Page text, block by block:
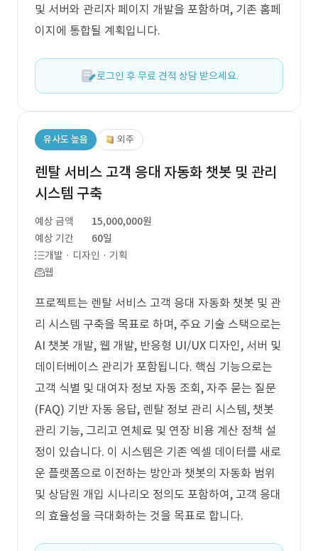
및 서버와 관리자 페이지 개발을 포함하며, 기존 홈페
이지에 통합될 계획입니다.
로그인 후 무료 견적 상담 받으세요.
유사도 높음 외주
렌탈 서비스 고객 응대 자동화 챗봇 및 관리
시스템 구축
예상 금액
15,000,000원
예상 기간
60일
개발 · 디자인 · 기획
웹
프로젝트는 렌탈 서비스 고객 응대 자동화 챗봇 및 관
리 시스템 구축을 목표로 하며, 주요 기술 스택으로는
AI 챗봇 개발, 웹 개발, 반응형 UI/UX 디자인, 서버 및
데이터베이스 관리가 포함됩니다. 핵심 기능으로는
고객 식별 및 대여자 정보 자동 조회, 자주 묻는 질문
(FAQ) 기반 자동 응답, 렌탈 정보 관리 시스템, 챗봇
관리 기능, 그리고 연체료 및 연장 비용 계산 정책 설
정이 있습니다. 이 시스템은 기존 엑셀 데이터를 새로
운 플랫폼으로 이전하는 방안과 챗봇의 자동화 범위
및 상담원 개입 시나리오 정의도 포함하여, 고객 응대
의 효율성을 극대화하는 것을 목표로 합니다.